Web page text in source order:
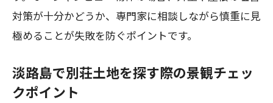
対策が十分かどうか、専門家に相談しながら慎重に見
極めることが失敗を防ぐポイントです。
淡路島で別荘土地を探す際の景観チェッ
クポイント